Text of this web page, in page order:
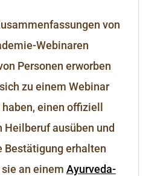
von
Webinaren
Personen erworben
zu einem Webinar
einen offiziell
Heilberuf ausüben und
Bestätigung erhalten
sie an einem Ayurveda-